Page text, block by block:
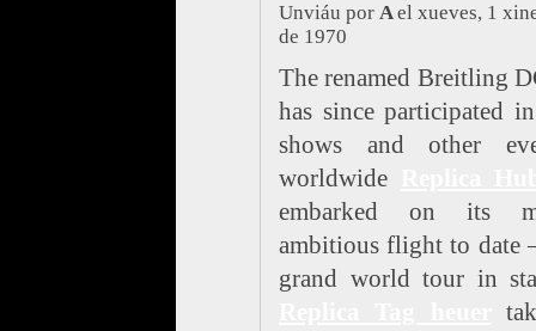
Unviáu por Ael xueves, 1
de 1970
The renamed Breitling
has since participated
shows and other
worldwide
embarked on its
ambitious flight to date
grand world tour in